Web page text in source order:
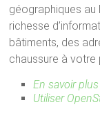
géographiques au
richesse
bâtiments, des
chaussure à votre
En savoir
Utiliser